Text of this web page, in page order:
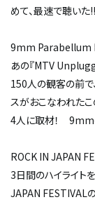
めて、最速で聴いた!!
9mm Parabellum
あの『MTV
150人の観客の前で
スがおこなわれた
4人に取材！ 9mm
ROCK IN JAPAN
3日間のハイライ
JAPAN FESTIVAL